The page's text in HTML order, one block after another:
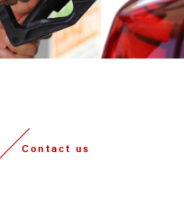
Contact us